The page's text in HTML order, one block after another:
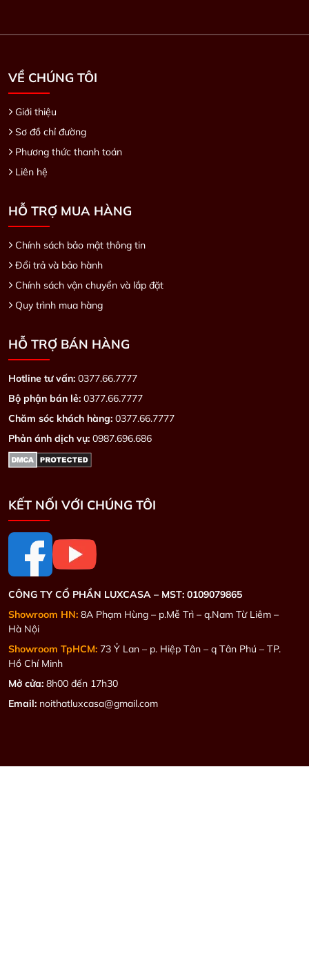
VỀ CHÚNG TÔI
Giới thiệu
Sơ đồ chỉ đường
Phương thức thanh toán
Liên hệ
HỖ TRỢ MUA HÀNG
Chính sách bảo mật thông tin
Đổi trả và bảo hành
Chính sách vận chuyển và lắp đặt
Quy trình mua hàng
HỖ TRỢ BÁN HÀNG
Hotline tư vấn: 0377.66.7777
Bộ phận bán lẻ: 0377.66.7777
Chăm sóc khách hàng: 0377.66.7777
Phản ánh dịch vụ: 0987.696.686
KẾT NỐI VỚI CHÚNG TÔI
CÔNG TY CỔ PHẦN LUXCASA – MST: 0109079865
Showroom HN: 8A Phạm Hùng – p.Mễ Trì – q.Nam Từ Liêm –
Hà Nội
Showroom TpHCM: 73 Ỷ Lan – p. Hiệp Tân – q Tân Phú – TP.
Hồ Chí Minh
Mở cửa: 8h00 đến 17h30
Email: noithatluxcasa@gmail.com